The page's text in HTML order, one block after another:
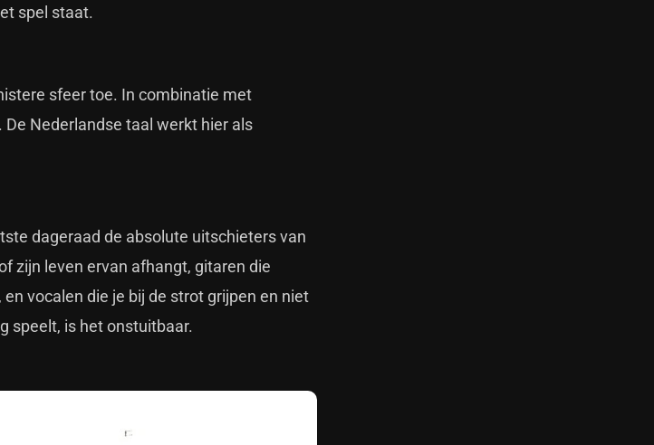
spel staat.
sfeer toe. In combinatie met
Nederlandse taal werkt hier als
dageraad de absolute uitschieters van
zijn leven ervan afhangt, gitaren die
vocalen die je bij de strot grijpen en niet
speelt, is het onstuitbaar.